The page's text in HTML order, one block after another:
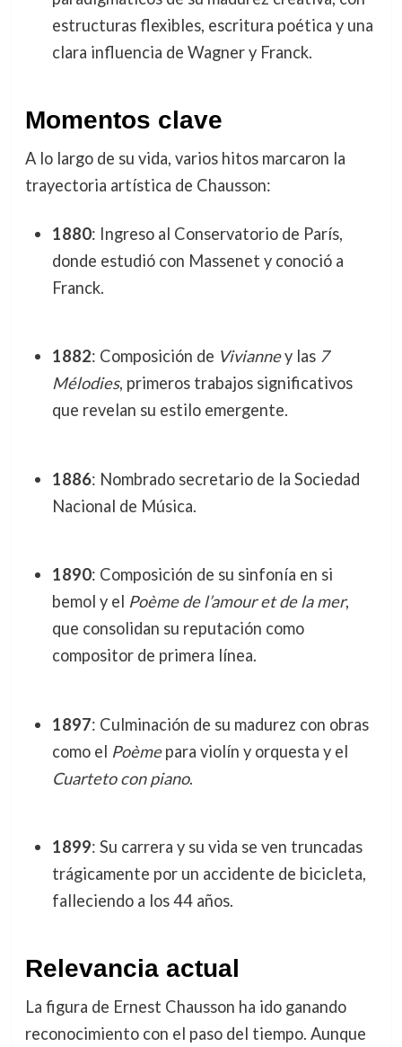
estructuras flexibles, escritura poética y una
clara influencia de Wagner y Franck.
Momentos clave
A lo largo de su vida, varios hitos marcaron la
trayectoria artística de Chausson:
1880: Ingreso al Conservatorio de París,
donde estudió con Massenet y conoció a
Franck.
1882: Composición de Vivianney las 7
Mélodies, primeros trabajos significativos
que revelan su estilo emergente.
1886: Nombrado secretario de la Sociedad
Nacional de Música.
1890: Composición de su sinfonía en si
bemol y el Poème de l’amour et de la mer,
que consolidan su reputación como
compositor de primera línea.
1897: Culminación de su madurez con obras
como el Poèmepara violín y orquesta y el
Cuarteto con piano.
1899: Su carrera y su vida se ven truncadas
trágicamente por un accidente de bicicleta,
falleciendo a los 44 años.
Relevancia actual
La figura de Ernest Chausson ha ido ganando
reconocimiento con el paso del tiempo. Aunque